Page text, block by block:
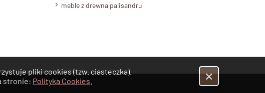
meble z drewna palisandru
pliki cookies (tzw. ciasteczka).
stronie: Polityka Cookies ✕